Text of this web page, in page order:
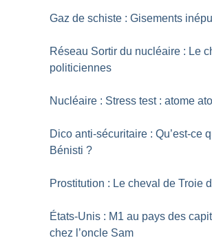
Gaz de schiste : Gisements
Réseau Sortir du nucléaire : Le
politiciennes
Nucléaire : Stress test : atome
Dico anti-sécuritaire : Qu’est-ce
Bénisti ?
Prostitution : Le cheval de Troie
États-Unis : M1 au pays des
chez l’oncle Sam